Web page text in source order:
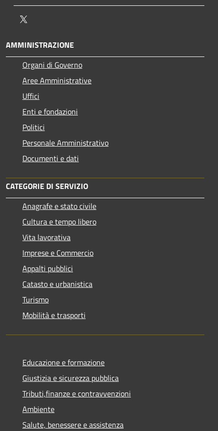
AMMINISTRAZIONE
Organi di Governo
Aree Amministrative
Uffici
Enti e fondazioni
Politici
Personale Amministrativo
Documenti e dati
CATEGORIE DI SERVIZIO
Anagrafe e stato civile
Cultura e tempo libero
Vita lavorativa
Imprese e Commercio
Appalti pubblici
Catasto e urbanistica
Turismo
Mobilità e trasporti
Educazione e formazione
Giustizia e sicurezza pubblica
Tributi,finanze e contravvenzioni
Ambiente
Salute, benessere e assistenza